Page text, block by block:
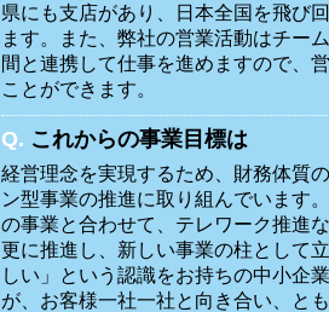
県にも支店があり、日本全国を飛び
ます。また、弊社の営業活動はチー
間と連携して仕事を進めますので、
ことができます。
Q. これからの事業目標は
経営理念を実現するため、財務体質
ン型事業の推進に取り組んでいます
の事業と合わせて、テレワーク推進
更に推進し、新しい事業の柱として
しい」という認識をお持ちの中小企
が、お客様一社一社と向き合い、と